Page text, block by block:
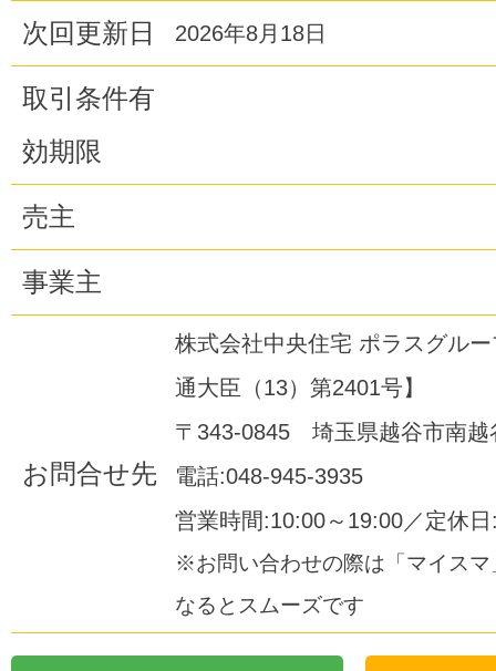
次回更新日 2026年8月18日
取引条件有
効期限
売主
事業主
お問合せ先
株式会社中央住宅 ポラスグル
通大臣（13）第2401号】
〒343-0845 埼玉県越谷市南越
電話:048-945-3935
営業時間:10:00～19:00／定休
※お問い合わせの際は「マイス
なるとスムーズです